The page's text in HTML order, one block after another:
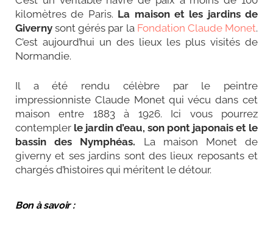
kilomètres de Paris. La maison et les jardins de
Giverny sont gérés par la Fondation Claude Monet.
C’est aujourd’hui un des lieux les plus visités de
Normandie.
Il a été rendu célèbre par le peintre
impressionniste Claude Monet qui vécu dans cet
maison entre 1883 à 1926. Ici vous pourrez
contempler le jardin d’eau, son pont japonais et le
bassin des Nymphéas. La maison Monet de
giverny et ses jardins sont des lieux reposants et
chargés d’histoires qui méritent le détour.
Bon à savoir :